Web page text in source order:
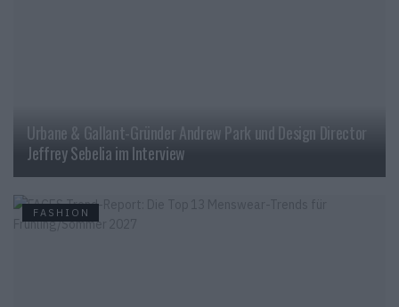
Urbane & Gallant-Gründer Andrew Park und Design Director
Jeffrey Sebelia im Interview
FASHION